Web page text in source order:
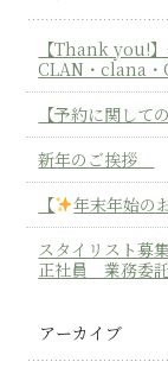
【Thank you!】
CLAN・clana・
【予約に関して
新年のご挨拶
【
年末年始の
スタイリスト
正社員 業務委託
アーカイブ